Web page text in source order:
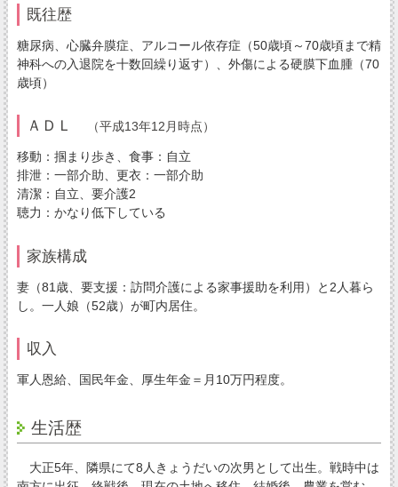
既往歴
糖尿病、心臓弁膜症、アルコール依存症（50歳頃～70歳頃まで精
神科への入退院を十数回繰り返す）、外傷による硬膜下血腫（70
歳頃）
ＡＤＬ （平成13年12月時点）
移動：掴まり歩き、食事：自立
排泄：一部介助、更衣：一部介助
清潔：自立、要介護2
聴力：かなり低下している
家族構成
妻（81歳、要支援：訪問介護による家事援助を利用）と2人暮ら
し。一人娘（52歳）が町内居住。
収入
軍人恩給、国民年金、厚生年金＝月10万円程度。
生活歴
大正5年、隣県にて8人きょうだいの次男として出生。戦時中は